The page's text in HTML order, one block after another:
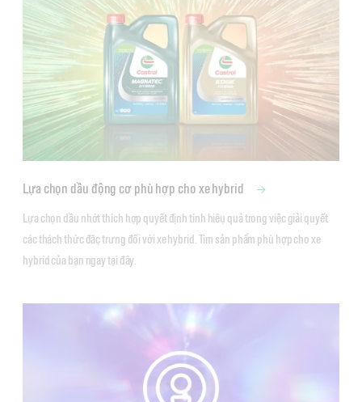
Lựa chọn dầu động cơ phù hợp cho xe hybrid
Lựa chọn dầu nhớt thích hợp quyết định tính hiệu quả trong việc giải quyết
các thách thức đặc trưng đối với xe hybrid. Tìm sản phẩm phù hợp cho xe
hybrid của bạn ngay tại đây.